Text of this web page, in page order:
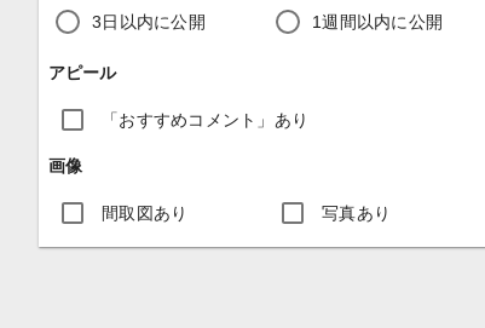
3日以内に公開 1週間以内に公開
アピール
「おすすめコメント」あり
画像
間取図あり 写真あり